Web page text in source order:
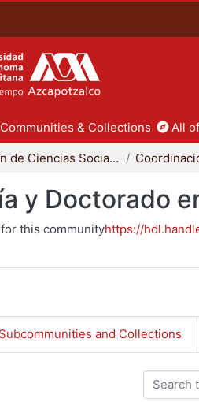
Communities & Collections All
División de Ciencias Sociales y Humanidades
y Doctorado
this communityhttps://
Subcommunities and Collections